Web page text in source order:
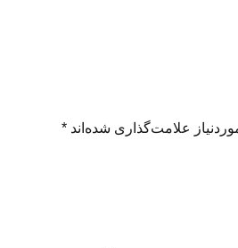
علامت‌گذاری شده‌اند *